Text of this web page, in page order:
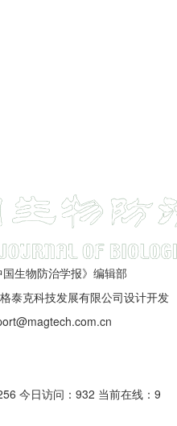
生物防治学报》编辑部
泰克科技发展有限公司设计开发
今日访问： 932 当前在线： 9